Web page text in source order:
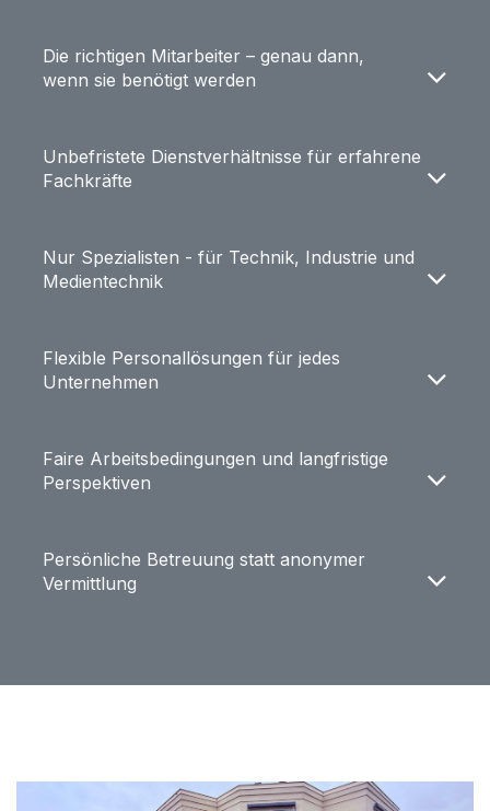
Die richtigen Mitarbeiter – genau dann,
wenn sie benötigt werden
Unbefristete Dienstverhältnisse für erfahrene
Fachkräfte
Nur Spezialisten - für Technik, Industrie und
Medientechnik
Flexible Personallösungen für jedes
Unternehmen
Faire Arbeitsbedingungen und langfristige
Perspektiven
Persönliche Betreuung statt anonymer
Vermittlung